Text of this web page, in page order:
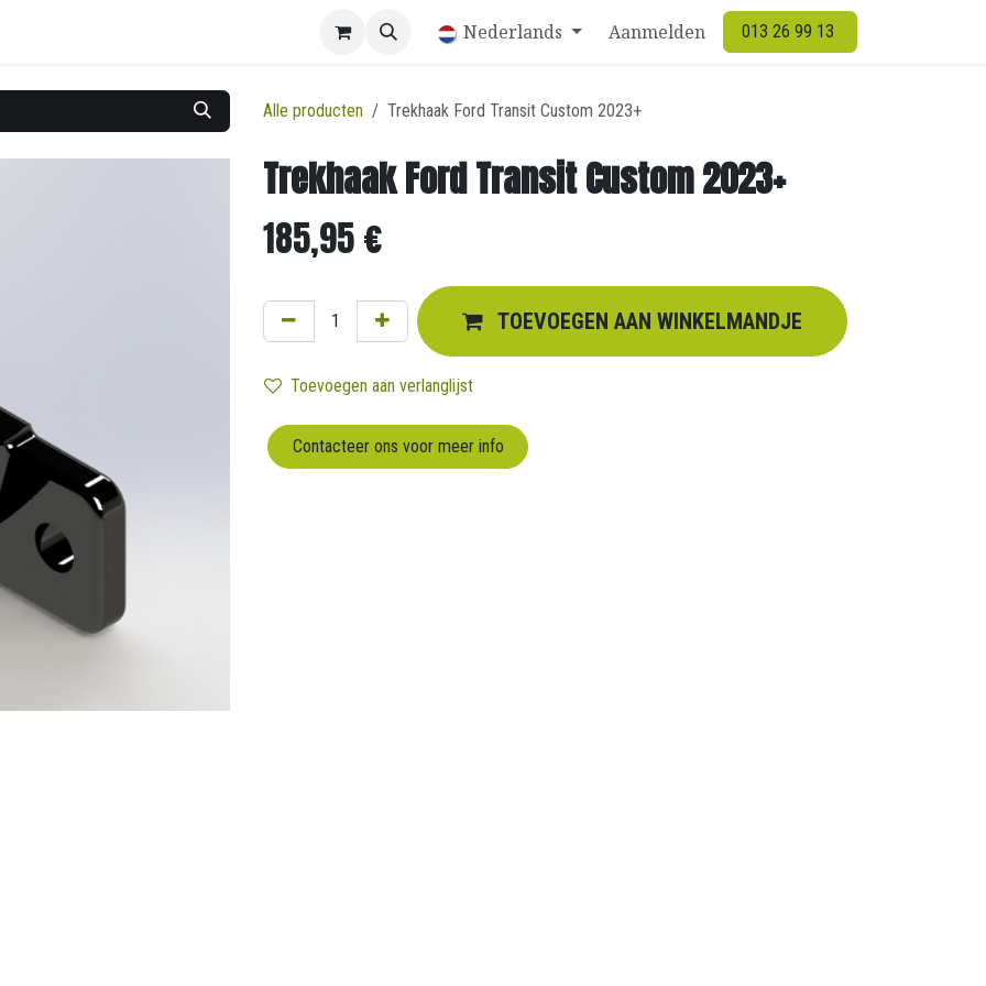
Nederlands Aanmelden 013 26 99 13
Alle producten Trekhaak Ford Transit Custom 2023+
Trekhaak Ford Transit Custom 2023+
185,95€
TOEVOEGEN AAN WINKELMANDJE
Toevoegen aan verlanglijst
Contacteer ons voor meer info